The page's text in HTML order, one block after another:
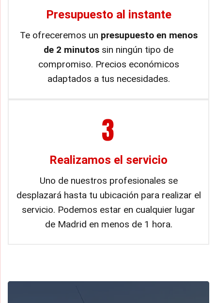
Presupuesto al instante
Te ofreceremos un presupuesto en menos
de 2 minutos sin ningún tipo de
compromiso. Precios económicos
adaptados a tus necesidades.
Realizamos el servicio
Uno de nuestros profesionales se
desplazará hasta tu ubicación para realizar el
servicio. Podemos estar en cualquier lugar
de Madrid en menos de 1 hora.